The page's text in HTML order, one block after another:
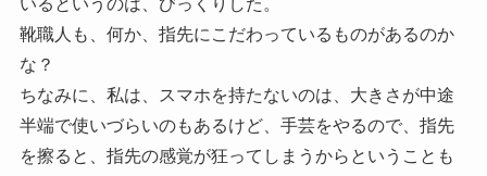
いるというのは、びっくりした。
靴職人も、何か、指先にこだわっているものがあるのか
な？
ちなみに、私は、スマホを持たないのは、大きさが中途
半端で使いづらいのもあるけど、手芸をやるので、指先
を擦ると、指先の感覚が狂ってしまうからということも